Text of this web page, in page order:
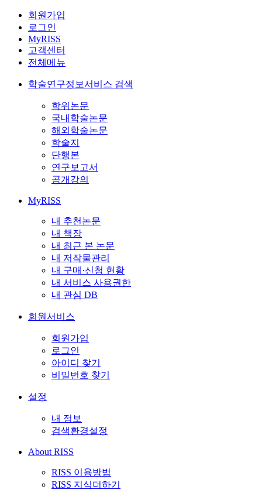
회원가입
로그인
MyRISS
고객센터
전체메뉴
학술연구정보서비스 검색
학위논문
국내학술논문
해외학술논문
학술지
단행본
연구보고서
공개강의
MyRISS
내 추천논문
내 책장
내 최근 본 논문
내 저작물관리
내 구매·신청 현황
내 서비스 사용권한
내 관심 DB
회원서비스
회원가입
로그인
아이디 찾기
비밀번호 찾기
설정
내 정보
검색환경설정
About RISS
RISS 이용방법
RISS 지식더하기